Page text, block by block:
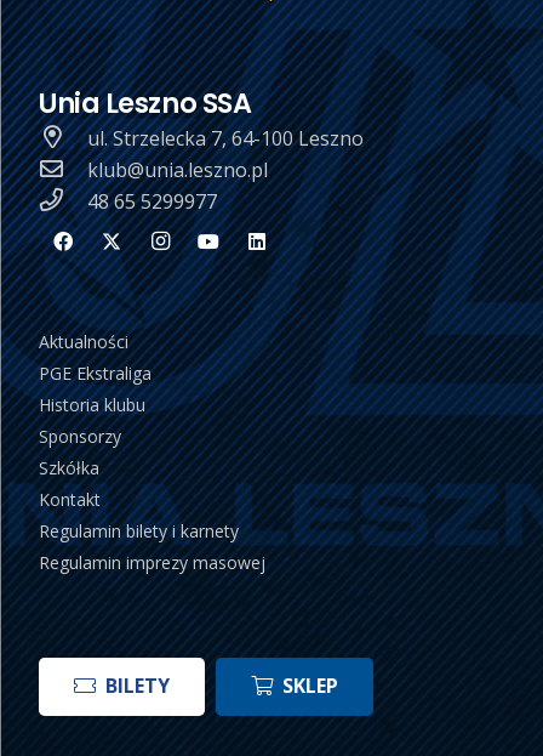
Unia Leszno SSA
ul. Strzelecka 7, 64-100 Leszno
klub@unia.leszno.pl
48 65 5299977
Aktualności
PGE Ekstraliga
Historia klubu
Sponsorzy
Szkółka
Kontakt
Regulamin bilety i karnety
Regulamin imprezy masowej
BILETY SKLEP